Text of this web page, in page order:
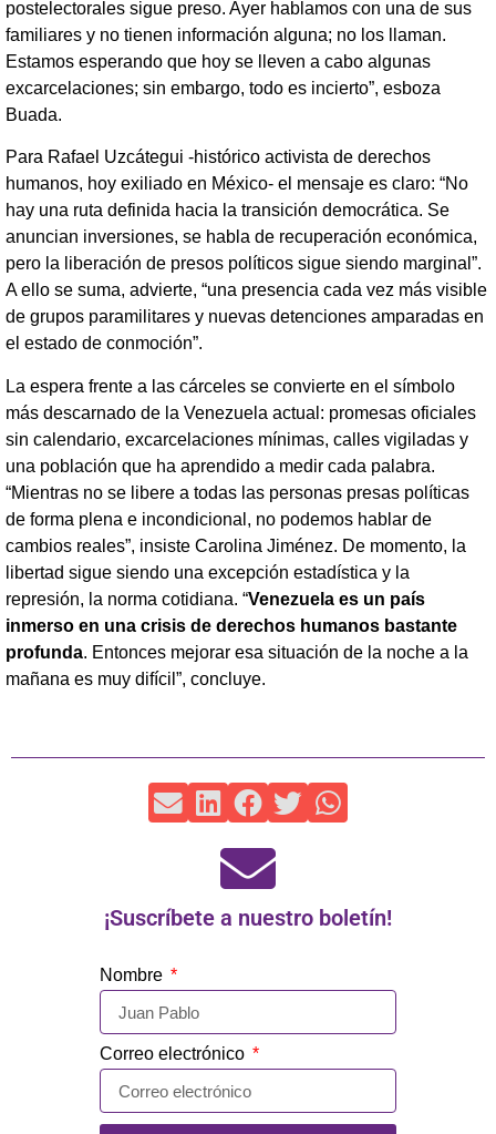
postelectorales sigue preso. Ayer hablamos con una de sus
familiares y no tienen información alguna; no los llaman.
Estamos esperando que hoy se lleven a cabo algunas
excarcelaciones; sin embargo, todo es incierto”, esboza
Buada.
Para Rafael Uzcátegui -histórico activista de derechos
humanos, hoy exiliado en México- el mensaje es claro: “No
hay una ruta definida hacia la transición democrática. Se
anuncian inversiones, se habla de recuperación económica,
pero la liberación de presos políticos sigue siendo marginal”.
A ello se suma, advierte, “una presencia cada vez más visible
de grupos paramilitares y nuevas detenciones amparadas en
el estado de conmoción”.
La espera frente a las cárceles se convierte en el símbolo
más descarnado de la Venezuela actual: promesas oficiales
sin calendario, excarcelaciones mínimas, calles vigiladas y
una población que ha aprendido a medir cada palabra.
“Mientras no se libere a todas las personas presas políticas
de forma plena e incondicional, no podemos hablar de
cambios reales”, insiste Carolina Jiménez. De momento, la
libertad sigue siendo una excepción estadística y la
represión, la norma cotidiana. “Venezuela es un país
inmerso en una crisis de derechos humanos bastante
profunda. Entonces mejorar esa situación de la noche a la
mañana es muy difícil”, concluye.
¡Suscríbete a nuestro boletín!
Nombre
Correo electrónico